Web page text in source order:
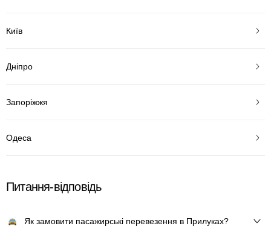
Київ
Дніпро
Запоріжжя
Одеса
Питання-відповідь
Як замовити пасажирські перевезення в Прилуках?